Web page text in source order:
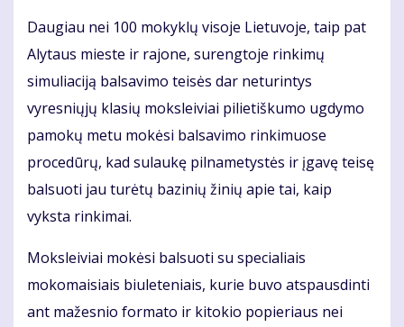
Daugiau nei 100 mokyklų visoje Lietuvoje, taip pat
Alytaus mieste ir rajone, surengtoje rinkimų
simuliaciją balsavimo teisės dar neturintys
vyresniųjų klasių moksleiviai pilietiškumo ugdymo
pamokų metu mokėsi balsavimo rinkimuose
procedūrų, kad sulaukę pilnametystės ir įgavę teisę
balsuoti jau turėtų bazinių žinių apie tai, kaip
vyksta rinkimai.
Moksleiviai mokėsi balsuoti su specialiais
mokomaisiais biuleteniais, kurie buvo atspausdinti
ant mažesnio formato ir kitokio popieriaus nei